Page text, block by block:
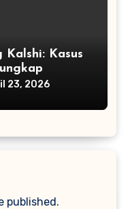
Kalshi: Kasus
23, 2026
published.